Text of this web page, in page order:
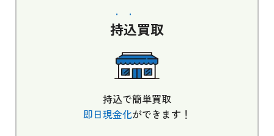
持込買取
持込で簡単買取
即日現金化ができます！